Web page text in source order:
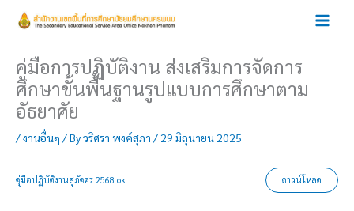
คู่มือการปฏิบัติงาน ส่งเสริมการจัดการ
ศึกษาขั้นพื้นฐานรูปแบบการศึกษาตาม
อัธยาศัย
/งานอื่นๆ / Byวริศรา พงค์สุภา / 29 มิถุนายน 2025
คู่มือปฏิบัติงานสุภัคศร 2568 ok ดาวน์โหลด